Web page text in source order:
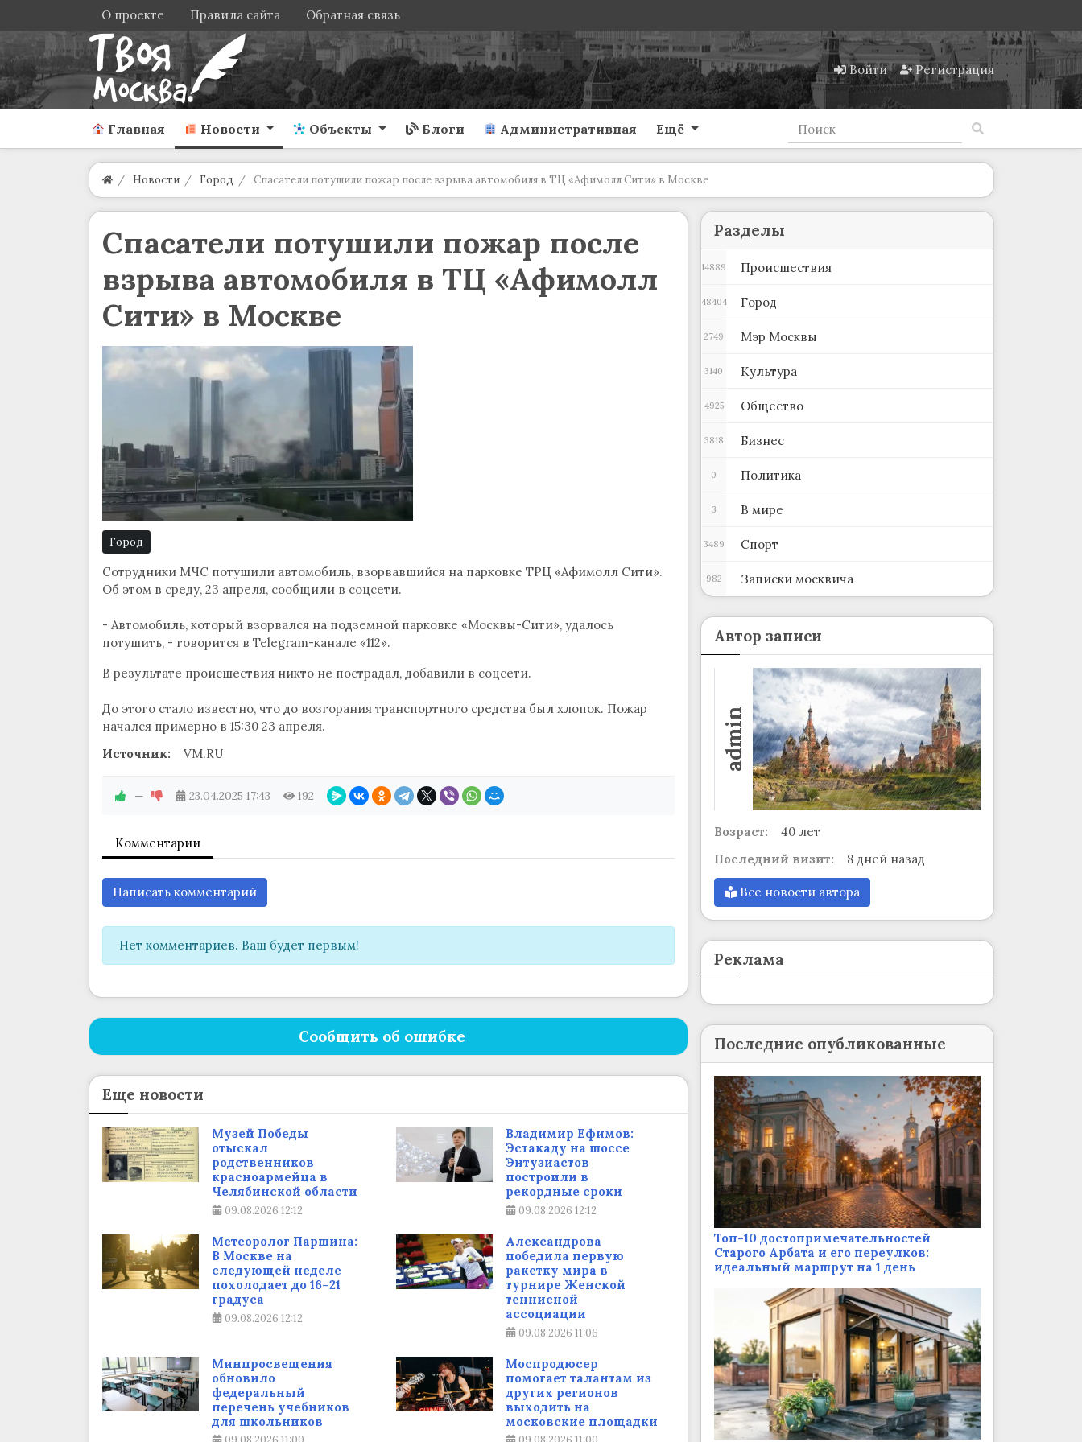
О проекте Правила сайта Обратная связь
Войти Регистрация
Главная Новости Объекты Блоги Административная Ещё
Новости Город Спасатели потушили пожар после взрыва автомобиля в ТЦ «Афимолл Сити» в Москве
Спасатели потушили пожар после
взрыва автомобиля в ТЦ «Афимолл
Сити» в Москве
Город
Сотрудники МЧС потушили автомобиль, взорвавшийся на парковке ТРЦ «Афимолл Сити».
Об этом в среду, 23 апреля, сообщили в соцсети.
- Автомобиль, который взорвался на подземной парковке «Москвы-Сити», удалось
потушить, - говорится в Telegram-канале «112».
В результате происшествия никто не пострадал, добавили в соцсети.
До этого стало известно, что до возгорания транспортного средства был хлопок. Пожар
начался примерно в 15:30 23 апреля.
Источник:
VM.RU
— 23.04.2025 17:43 192
Комментарии
Написать комментарий
Нет комментариев. Ваш будет первым!
Сообщить об ошибке
Еще новости
Музей Победы
отыскал
родственников
красноармейца в
Челябинской области
09.08.2026 12:12
Владимир Ефимов:
Эстакаду на шоссе
Энтузиастов
построили в
рекордные сроки
09.08.2026 12:12
Метеоролог Паршина:
В Москве на
следующей неделе
похолодает до 16–21
градуса
09.08.2026 12:12
Александрова
победила первую
ракетку мира в
турнире Женской
теннисной
ассоциации
09.08.2026 11:06
Минпросвещения
обновило
федеральный
перечень учебников
для школьников
Моспродюсер
помогает талантам из
других регионов
выходить на
московские площадки
Разделы
Происшествия
14889
Город
48404
Мэр Москвы
2749
Культура
3140
Общество
4925
Бизнес
3818
Политика
0
В мире
3
Спорт
3489
Записки москвича
982
Автор записи
admin
Возраст:
40 лет
Последний визит:
8 дней назад
Все новости автора
Реклама
Последние опубликованные
Топ-10 достопримечательностей
Старого Арбата и его переулков:
идеальный маршрут на 1 день